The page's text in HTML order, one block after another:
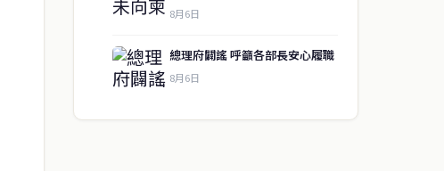
8月6日
總理府闢謠 呼籲各部長安心履職
8月6日